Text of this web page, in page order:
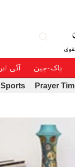
پاک-چین آئی
Prayer
Sports